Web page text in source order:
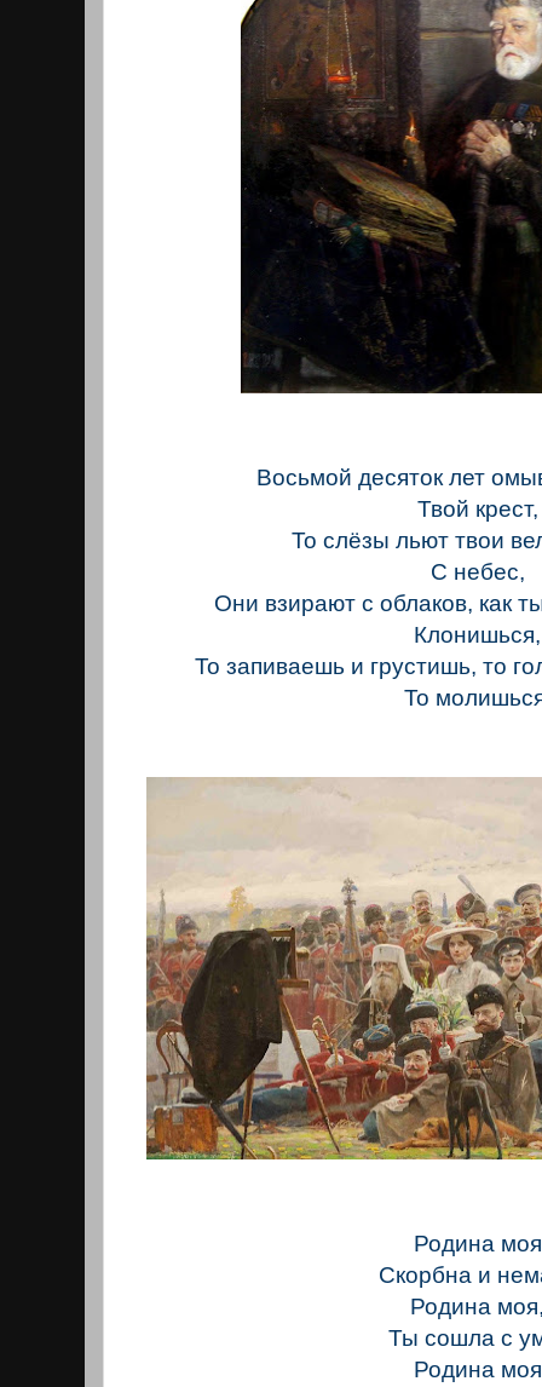
Восьмой десяток лет
Твой крест,
То слёзы льют твои
С небес,
Они взирают с облаков, как
Клонишься,
То запиваешь и грустишь, то
То
Родина моя
Скорбна и
Родина
Ты сошла с
Родина моя